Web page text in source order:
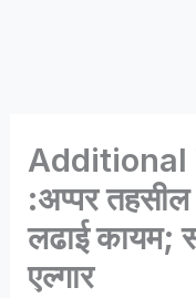
Additional
:अप्पर
लढाई कायम;
एल्गार